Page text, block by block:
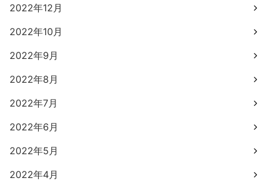
2022年12月
2022年10月
2022年9月
2022年8月
2022年7月
2022年6月
2022年5月
2022年4月